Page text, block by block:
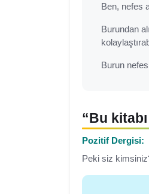
Ben, nefes
Burundan
Burun
“Bu
Pozitif Dergisi:
Peki siz